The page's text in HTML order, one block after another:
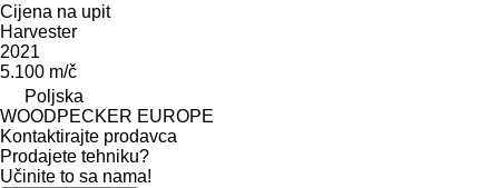
Cijena na upit
Harvester
2021
5.100 m/č
Poljska
WOODPECKER EUROPE
Kontaktirajte prodavca
Prodajete tehniku?
Učinite to sa nama!